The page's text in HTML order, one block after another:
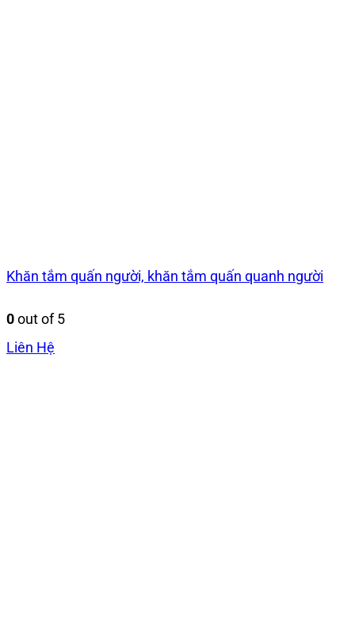
Khăn tắm quấn người, khăn tắm quấn quanh người
0out of 5
Liên Hệ